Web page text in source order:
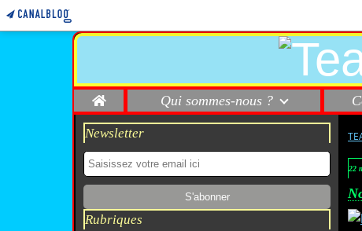
Home Qui sommes-nous ?
Newsletter
Rubriques
22